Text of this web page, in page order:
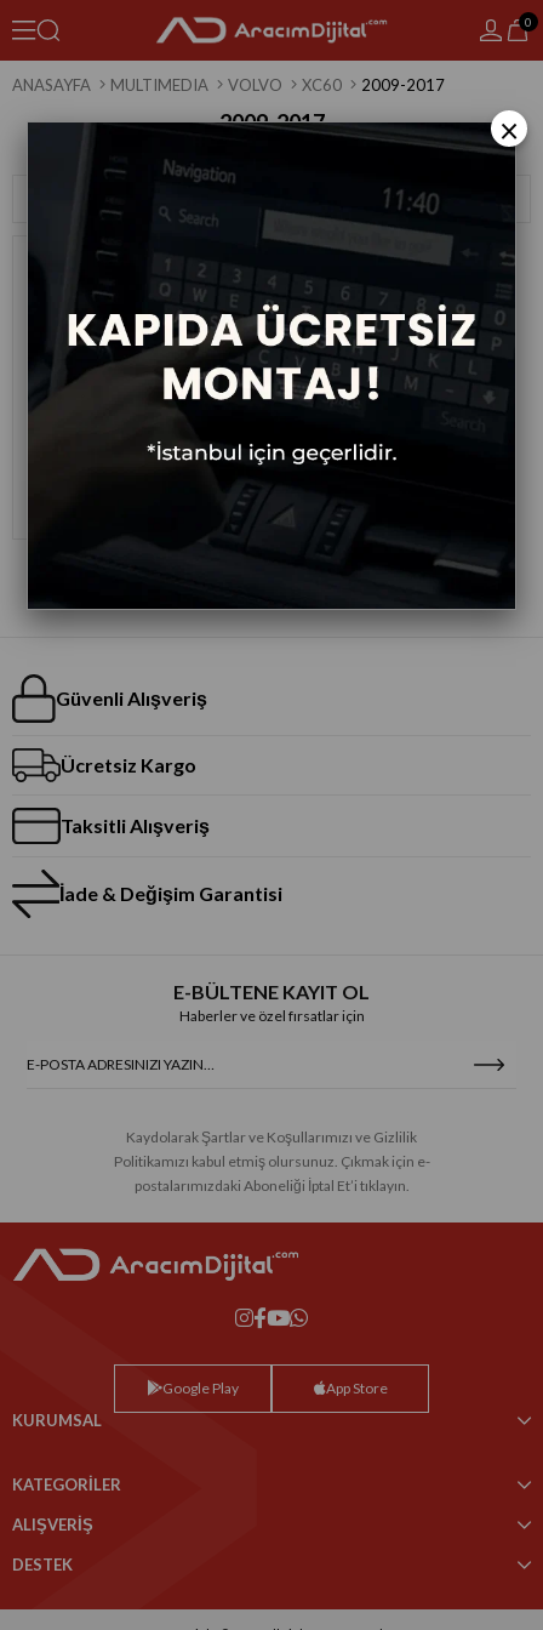
0
ANASAYFA MULTIMEDIA VOLVO XC60 2009-2017
2009-2017
Filtreleme
Güvenli Alışveriş
Ücretsiz Kargo
Taksitli Alışveriş
İade & Değişim Garantisi
E-BÜLTENE KAYIT OL
Haberler ve özel fırsatlar için
Kaydolarak Şartlar ve Koşullarımızı ve Gizlilik
Politikamızı kabul etmiş olursunuz. Çıkmak için e-
postalarımızdaki Aboneliği İptal Et’i tıklayın.
Google Play App Store
KURUMSAL
KATEGORİLER
ALIŞVERİŞ
DESTEK
×